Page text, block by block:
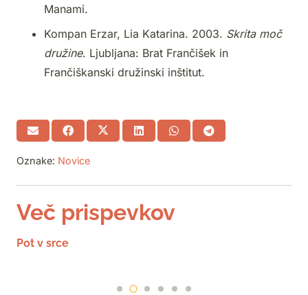
Manami.
Kompan Erzar, Lia Katarina. 2003. Skrita moč
družine. Ljubljana: Brat Frančišek in
Frančiškanski družinski inštitut.
Oznake: Novice
Več prispevkov
Pot v srce